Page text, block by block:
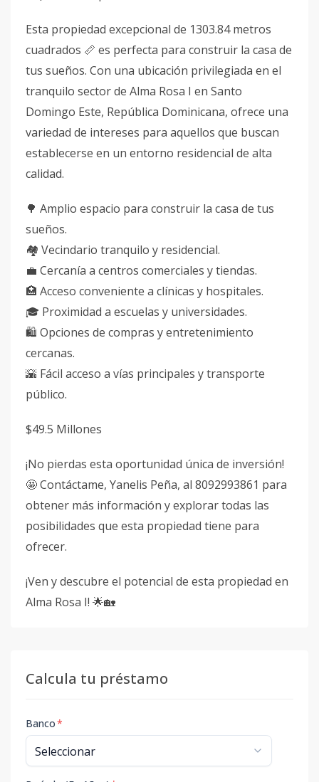
Esta propiedad excepcional de 1303.84 metros
cuadrados 📏 es perfecta para construir la casa de
tus sueños. Con una ubicación privilegiada en el
tranquilo sector de Alma Rosa I en Santo
Domingo Este, República Dominicana, ofrece una
variedad de intereses para aquellos que buscan
establecerse en un entorno residencial de alta
calidad.
🌳 Amplio espacio para construir la casa de tus
sueños.
🏘️ Vecindario tranquilo y residencial.
💼 Cercanía a centros comerciales y tiendas.
🏥 Acceso conveniente a clínicas y hospitales.
🎓 Proximidad a escuelas y universidades.
🛍️ Opciones de compras y entretenimiento
cercanas.
🌇 Fácil acceso a vías principales y transporte
público.
$49.5 Millones
¡No pierdas esta oportunidad única de inversión!
🤩 Contáctame, Yanelis Peña, al 8092993861 para
obtener más información y explorar todas las
posibilidades que esta propiedad tiene para
ofrecer.
¡Ven y descubre el potencial de esta propiedad en
Alma Rosa I! 🌟🏡
Calcula tu préstamo
Banco*